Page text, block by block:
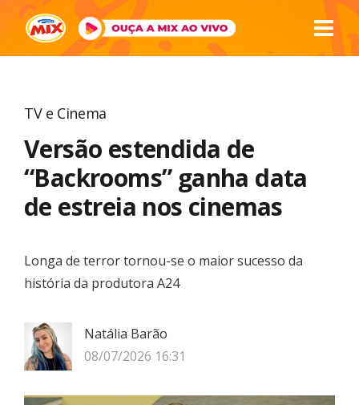
TV e Cinema
Versão estendida de
“Backrooms” ganha data
de estreia nos cinemas
Longa de terror tornou-se o maior sucesso da
história da produtora A24
Natália Barão
08/07/2026 16:31